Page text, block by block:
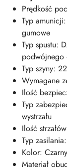
Prędkość
Typ
gumowe
Typ spustu:
podwójnego
Typ szyny:
Wymagane
Ilość
Typ
wystrzału
Ilość
Typ
Kolor: Czarny
Materiał